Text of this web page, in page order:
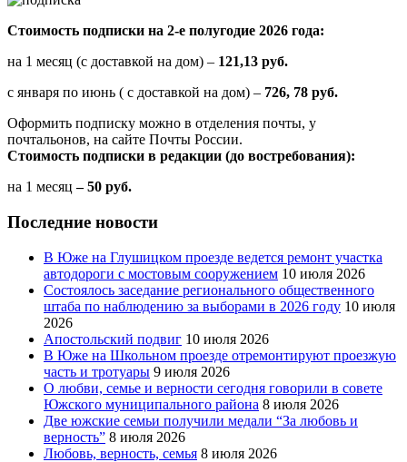
Стоимость подписки на 2-е полугодие 2026 года:
на 1 месяц (с доставкой на дом) – 121,13 руб.
с января по июнь ( с доставкой на дом) – 726, 78 руб.
Оформить подписку можно в отделения почты, у
почтальонов, на сайте Почты России.
Стоимость подписки в редакции (до востребования):
на 1 месяц – 50 руб.
Последние новости
В Юже на Глушицком проезде ведется ремонт участка
автодороги с мостовым сооружением 10 июля 2026
Состоялось заседание регионального общественного
штаба по наблюдению за выборами в 2026 году 10 июля
2026
Апостольский подвиг 10 июля 2026
В Юже на Школьном проезде отремонтируют проезжую
часть и тротуары 9 июля 2026
О любви, семье и верности сегодня говорили в совете
Южского муниципального района 8 июля 2026
Две южские семьи получили медали “За любовь и
верность” 8 июля 2026
Любовь, верность, семья 8 июля 2026